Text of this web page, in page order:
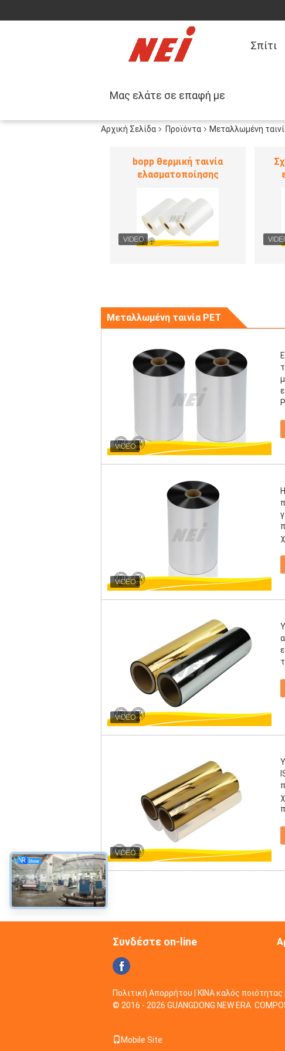
Σπίτι
Μας ελάτε σε επαφή με
Αρχική Σελίδα Προϊόντα Μεταλλωμένη
Μαλακή ταινία
ελασματοποίησης αφής
Μεταλλωμένη ταινία PET
Συνδέστε on-line
Πολιτική Απορρήτου | ΚΙΝΑ καλός
© 2016 - 2026 GUANGDONG NEW ERA
Mobile Site